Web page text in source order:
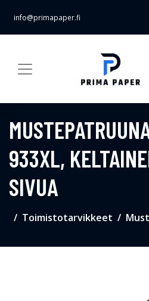
info@primapaper.fi
933XL,
SIVUA
Toimistotarvikkeet